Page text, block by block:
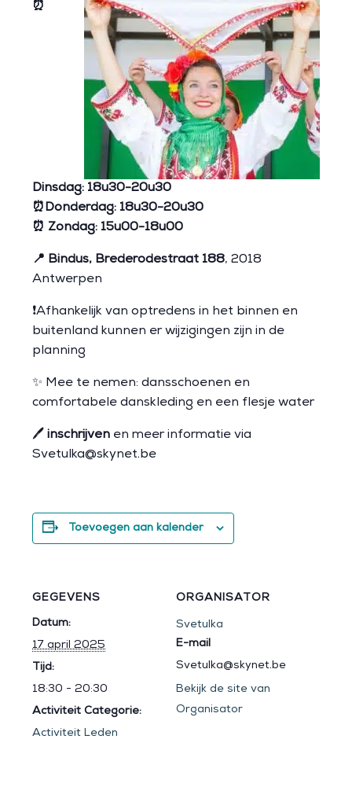
⏰
Dinsdag: 18u30-20u30
⏰Donderdag: 18u30-20u30
⏰ Zondag: 15u00-18u00
📍 Bindus, Brederodestraat 188, 2018
Antwerpen
❗Afhankelijk van optredens in het binnen en
buitenland kunnen er wijzigingen zijn in de
planning
✨ Mee te nemen: dansschoenen en
comfortabele danskleding en een flesje water
🖊️inschrijven en meer informatie via
Svetulka@skynet.be
Toevoegen aan kalender
GEGEVENS
Datum:
17 april 2025
Tijd:
18:30 - 20:30
Activiteit Categorie:
Activiteit Leden
ORGANISATOR
Svetulka
E-mail
Svetulka@skynet.be
Bekijk de site van
Organisator